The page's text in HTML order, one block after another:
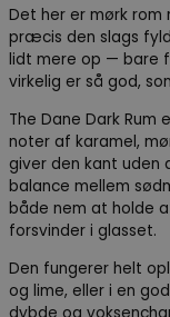
Det her er mørk rom
præcis den slags
lidt mere op — bare
virkelig er så god,
The Dane Dark
noter af karamel,
giver den kant uden
balance mellem
både nem at holde
forsvinder i glasset.
Den fungerer helt
og lime, eller i en